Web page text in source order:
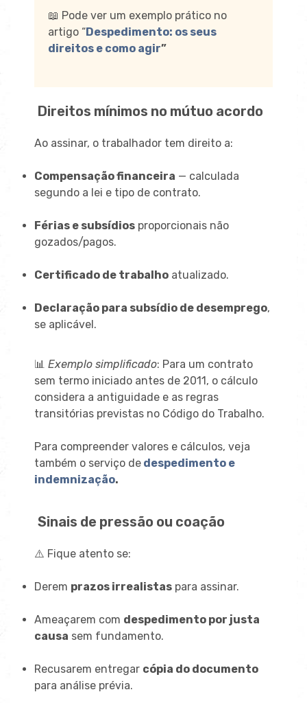
📖 Pode ver um exemplo prático no
artigo “Despedimento: os seus
direitos e como agir”
Direitos mínimos no mútuo acordo
Ao assinar, o trabalhador tem direito a:
Compensação financeira — calculada
segundo a lei e tipo de contrato.
Férias e subsídios proporcionais não
gozados/pagos.
Certificado de trabalho atualizado.
Declaração para subsídio de desemprego,
se aplicável.
📊 Exemplo simplificado: Para um contrato
sem termo iniciado antes de 2011, o cálculo
considera a antiguidade e as regras
transitórias previstas no Código do Trabalho.
Para compreender valores e cálculos, veja
também o serviço de despedimento e
indemnização.
Sinais de pressão ou coação
⚠️ Fique atento se:
Derem prazos irrealistas para assinar.
Ameaçarem com despedimento por justa
causa sem fundamento.
Recusarem entregar cópia do documento
para análise prévia.